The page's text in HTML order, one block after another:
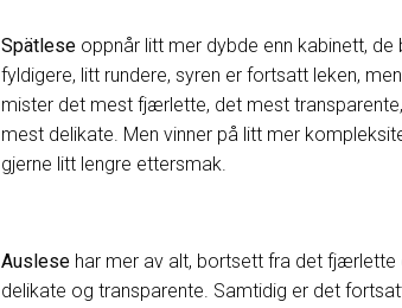
Spätlese oppnår litt mer dybde enn kabinett, de
fyldigere, litt rundere, syren er fortsatt leken,
mister det mest fjærlette, det mest
mest delikate. Men vinner på litt mer
gjerne litt lengre ettersmak.
Auslese har mer av alt, bortsett fra det fjærlette
delikate og transparente. Samtidig er det